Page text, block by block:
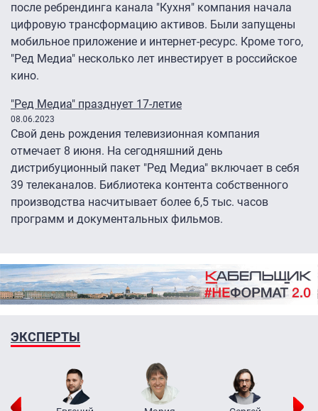
после ребрендинга канала "Кухня" компания начала
цифровую трансформацию активов. Были запущены
мобильное приложение и интернет-ресурс. Кроме того,
"Ред Медиа" несколько лет инвестирует в российское
кино.
"Ред Медиа" празднует 17-летие
08.06.2023
Свой день рождения телевизионная компания
отмечает 8 июня. На сегодняшний день
дистрибуционный пакет "Ред Медиа" включает в себя
39 телеканалов. Библиотека контента собственного
производства насчитывает более 6,5 тыс. часов
программ и документальных фильмов.
ЭКСПЕРТЫ